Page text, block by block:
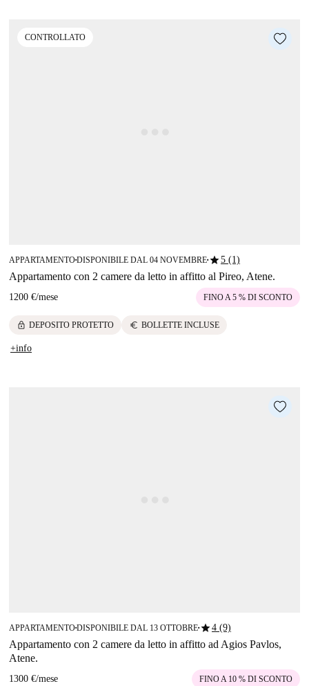
CONTROLLATO
APPARTAMENTO■DISPONIBILE DAL 04 NOVEMBRE■star5 (1)
Appartamento con 2 camere da letto in affitto al Pireo, Atene.
1200 €/mese FINO A 5 % DI SCONTO
lock DEPOSITO PROTETTO euro BOLLETTE INCLUSE
+info
APPARTAMENTO■DISPONIBILE DAL 13 OTTOBRE■star4 (9)
Appartamento con 2 camere da letto in affitto ad Agios Pavlos,
Atene.
1300 €/mese FINO A 10 % DI SCONTO